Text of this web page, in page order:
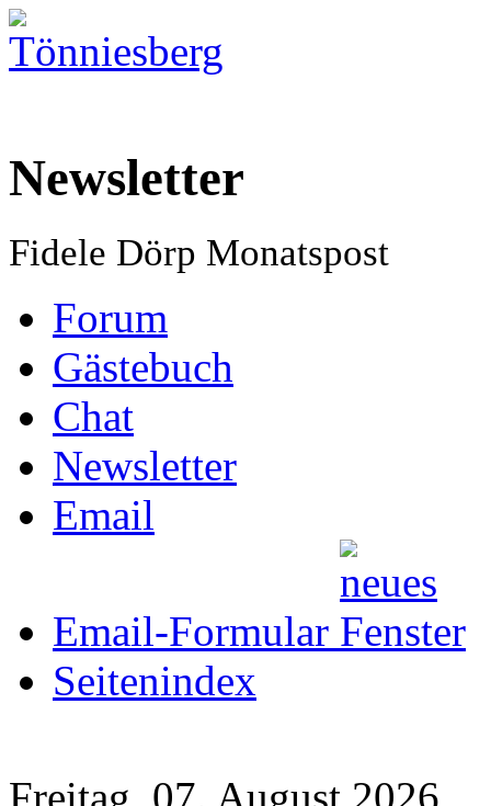
Newsletter
Fidele Dörp Monatspost
Forum
Gästebuch
Chat
Newsletter
Email
Email-Formular
Seitenindex
Freitag, 07. August 2026